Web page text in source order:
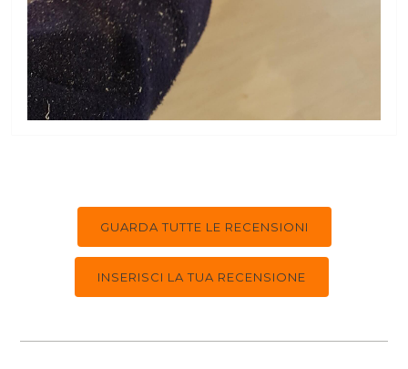
GUARDA TUTTE LE RECENSIONI
INSERISCI LA TUA RECENSIONE